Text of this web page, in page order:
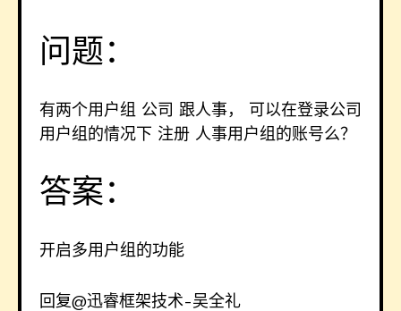
问题：
有两个用户组 公司 跟人事， 可以在登录公司
用户组的情况下 注册 人事用户组的账号么？
答案：
开启多用户组的功能
回复@迅睿框架技术-吴全礼